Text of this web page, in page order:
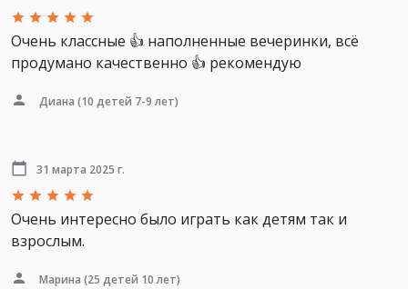
Очень классные 👍 наполненные вечеринки, всё
продумано качественно 👍 рекомендую
Диана (10 детей 7-9 лет)
31 марта 2025 г.
Очень интересно было играть как детям так и
взрослым.
Марина (25 детей 10 лет)